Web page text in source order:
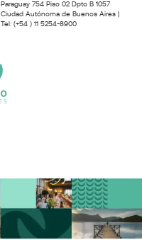
Paraguay 754 Piso 02 Dpto B 1057
Ciudad Autónoma de Buenos Aires |
Tel: (+54 ) 11 5254-8900